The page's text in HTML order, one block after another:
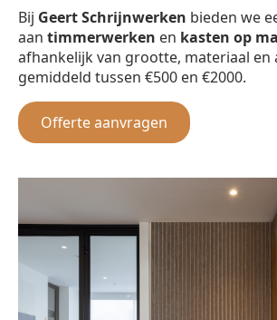
Bij Geert Schrijnwerken bieden we
aan timmerwerken en kasten op
afhankelijk van grootte, materiaal en
gemiddeld tussen €500 en €2000.
Offerte aanvragen